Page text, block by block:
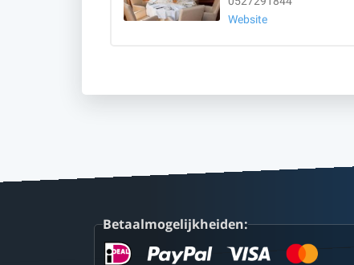
Website
Betaalmogelijkheiden: